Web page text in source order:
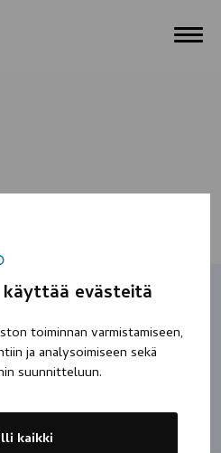
evästeitä
toiminnan varmistamiseen,
ja analysoimiseen sekä
suunnitteluun.
kaikki